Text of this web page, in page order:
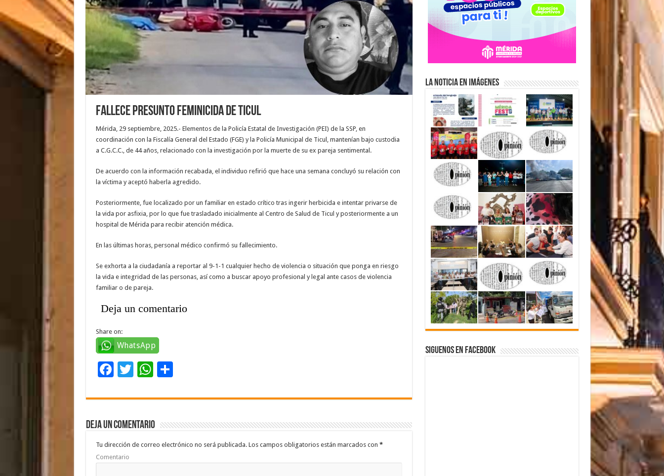
Fallece presunto feminicida de Ticul
Mérida, 29 septiembre, 2025.- Elementos de la Policía Estatal de Investigación (PEI) de la SSP, en
coordinación con la Fiscalía General del Estado (FGE) y la Policía Municipal de Ticul, mantenían bajo custodia
a C.G.C.C., de 44 años, relacionado con la investigación por la muerte de su ex pareja sentimental.
De acuerdo con la información recabada, el individuo refirió que hace una semana concluyó su relación con
la víctima y aceptó haberla agredido.
Posteriormente, fue localizado por un familiar en estado crítico tras ingerir herbicida e intentar privarse de
la vida por asfixia, por lo que fue trasladado inicialmente al Centro de Salud de Ticul y posteriormente a un
hospital de Mérida para recibir atención médica.
En las últimas horas, personal médico confirmó su fallecimiento.
Se exhorta a la ciudadanía a reportar al 9-1-1 cualquier hecho de violencia o situación que ponga en riesgo
la vida e integridad de las personas, así como a buscar apoyo profesional y legal ante casos de violencia
familiar o de pareja.
Deja un comentario
Share on:
WhatsApp
F
e
b
o
o
k
T
tt
er
W
at
sA
p
p
C
m
ar
ti
r
Deja un comentario
Tu dirección de correo electrónico no será publicada.Los campos obligatorios están marcados con *
Comentario
La Noticia en Imágenes
Siguenos en Facebook